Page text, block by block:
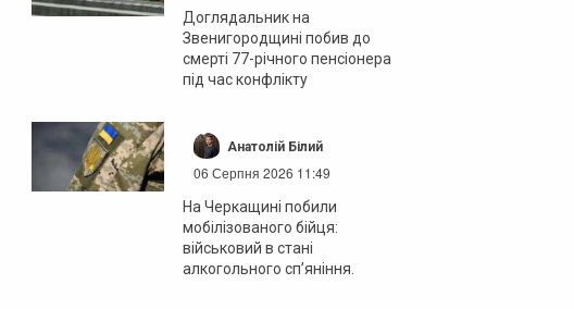
Доглядальник на
Звенигородщині побив до
смерті 77-річного пенсіонера
під час конфлікту
Анатолій Білий
06 Серпня 2026 11:49
На Черкащині побили
мобілізованого бійця:
військовий в стані
алкогольного сп’яніння.